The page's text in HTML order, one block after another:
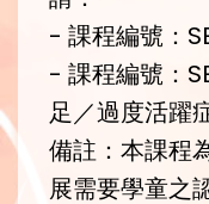
- 課程編號：
- 課程編號：
足／過度活躍症
備註：本課程
展需要學童之